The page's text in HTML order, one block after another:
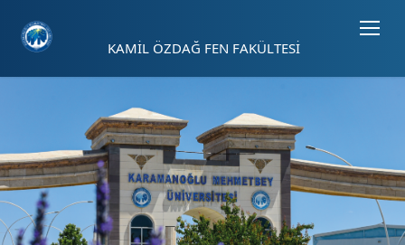
KAMİL ÖZDAĞ FEN FAKÜLTESİ